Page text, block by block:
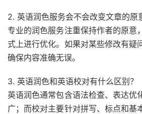
2. 英语润色服务会不会改变文章的原
专业的润色服务注重保持作者的原意
式上进行优化。如果对某些修改有疑
确保内容准确无误。
3. 英语润色和英语校对有什么区别？
英语润色通常包含语法检查、表达优
广；而校对主要针对拼写、标点和基